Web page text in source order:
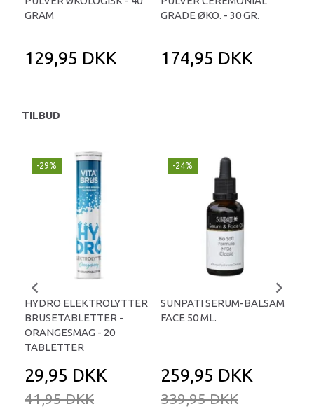
GRAM
129,95 DKK
GRADE ØKO. - 30 GR.
174,95 DKK
TILBUD
-29%
HYDRO ELEKTROLYTTER
BRUSETABLETTER -
ORANGESMAG - 20
TABLETTER
29,95 DKK
41,95 DKK
-24%
SUNPATI SERUM-BALSAM
FACE 50 ML.
259,95 DKK
339,95 DKK